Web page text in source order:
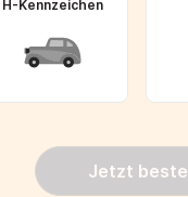
H-Kennzeichen
Jetzt